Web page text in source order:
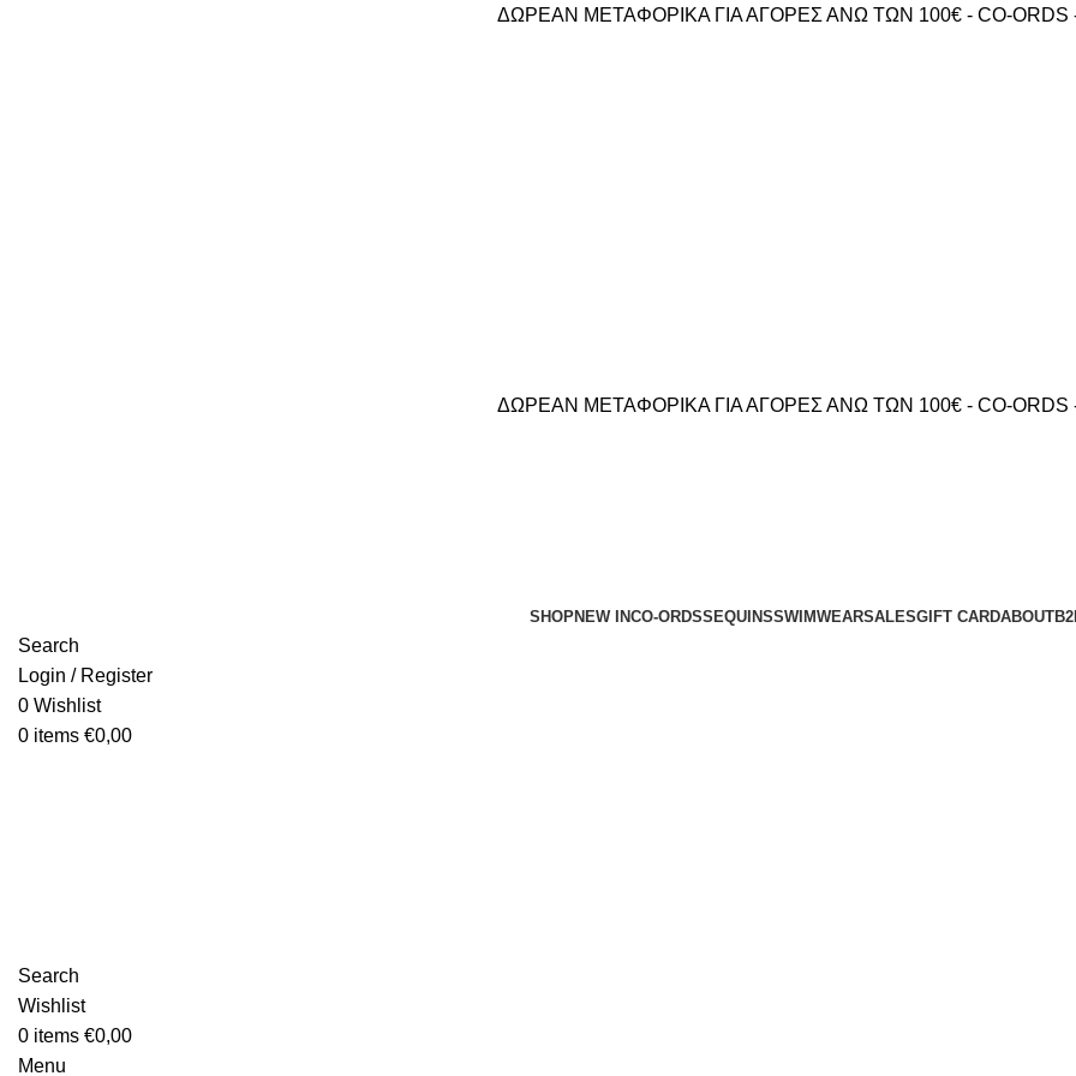
ΔΩΡΕΑΝ ΜΕΤΑΦΟΡΙΚΑ ΓΙΑ ΑΓΟΡΕΣ ΑΝΩ ΤΩΝ 100€ - CO-ORDS
ΔΩΡΕΑΝ ΜΕΤΑΦΟΡΙΚΑ ΓΙΑ ΑΓΟΡΕΣ ΑΝΩ ΤΩΝ 100€ - CO-ORDS
SHOPNEW INCO-ORDSSEQUINSSWIMWEARSALESGIFT CARDABOUT
Search
Login / Register
0 Wishlist
0 items €0,00
Search
Wishlist
0 items €0,00
Menu